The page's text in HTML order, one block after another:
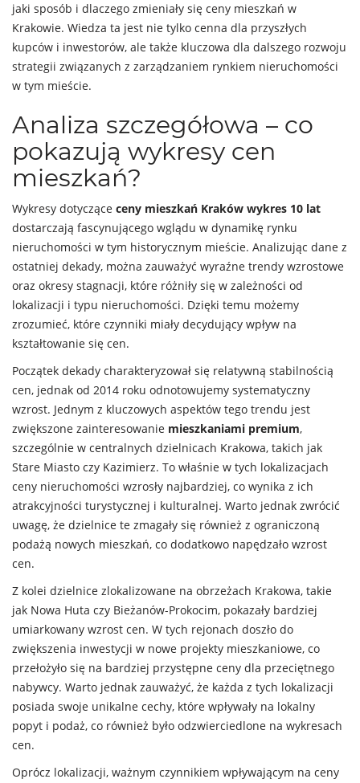
jaki sposób i dlaczego zmieniały się ceny mieszkań w
Krakowie. Wiedza ta jest nie tylko cenna dla przyszłych
kupców i inwestorów, ale także kluczowa dla dalszego rozwoju
strategii związanych z zarządzaniem rynkiem nieruchomości
w tym mieście.
Analiza szczegółowa – co
pokazują wykresy cen
mieszkań?
Wykresy dotyczące ceny mieszkań Kraków wykres 10 lat
dostarczają fascynującego wglądu w dynamikę rynku
nieruchomości w tym historycznym mieście. Analizując dane z
ostatniej dekady, można zauważyć wyraźne trendy wzrostowe
oraz okresy stagnacji, które różniły się w zależności od
lokalizacji i typu nieruchomości. Dzięki temu możemy
zrozumieć, które czynniki miały decydujący wpływ na
kształtowanie się cen.
Początek dekady charakteryzował się relatywną stabilnością
cen, jednak od 2014 roku odnotowujemy systematyczny
wzrost. Jednym z kluczowych aspektów tego trendu jest
zwiększone zainteresowanie mieszkaniami premium,
szczególnie w centralnych dzielnicach Krakowa, takich jak
Stare Miasto czy Kazimierz. To właśnie w tych lokalizacjach
ceny nieruchomości wzrosły najbardziej, co wynika z ich
atrakcyjności turystycznej i kulturalnej. Warto jednak zwrócić
uwagę, że dzielnice te zmagały się również z ograniczoną
podażą nowych mieszkań, co dodatkowo napędzało wzrost
cen.
Z kolei dzielnice zlokalizowane na obrzeżach Krakowa, takie
jak Nowa Huta czy Bieżanów-Prokocim, pokazały bardziej
umiarkowany wzrost cen. W tych rejonach doszło do
zwiększenia inwestycji w nowe projekty mieszkaniowe, co
przełożyło się na bardziej przystępne ceny dla przeciętnego
nabywcy. Warto jednak zauważyć, że każda z tych lokalizacji
posiada swoje unikalne cechy, które wpływały na lokalny
popyt i podaż, co również było odzwierciedlone na wykresach
cen.
Oprócz lokalizacji, ważnym czynnikiem wpływającym na ceny